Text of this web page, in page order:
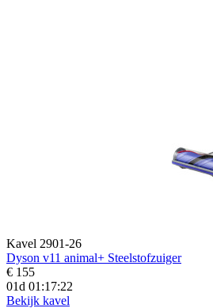
Kavel 2901-26
Dyson v11 animal+ Steelstofzuiger
€ 155
01d 01:17:20
Bekijk kavel